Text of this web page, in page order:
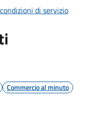
di servizio
Commercio al minuto